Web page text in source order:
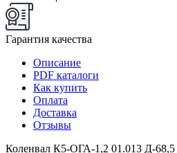
Гарантия качества
Описание
PDF каталоги
Как купить
Оплата
Доставка
Отзывы
Коленвал К5-ОГА-1,2 01.013 Д-